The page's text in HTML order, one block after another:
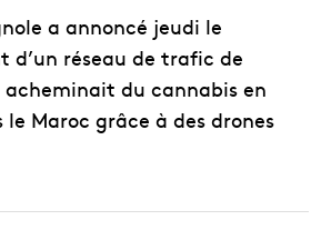
a annoncé jeudi le
d’un réseau de trafic de
du cannabis en
le Maroc grâce à des drones